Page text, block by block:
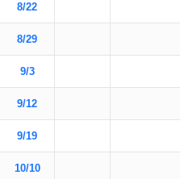
8/22
8/29
9/3
9/12
9/19
10/10